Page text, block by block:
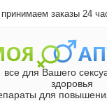
заказы 24
все для Вашего
здоровья
для